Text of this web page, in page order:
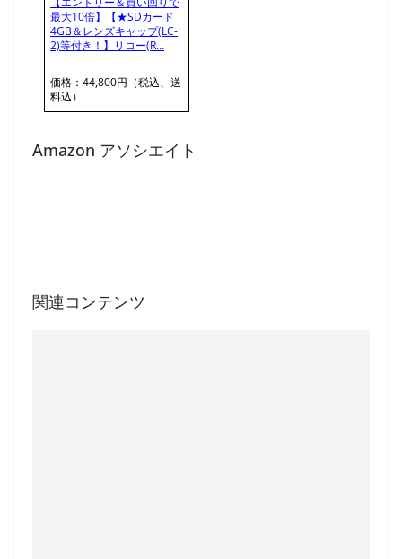
最大10倍】【★SDカード
4GB＆レンズキャップ(LC-
2)等付き！】リコー(R…
価格：44,800円（税込、送
料込）
Amazon アソシエイト
関連コンテンツ